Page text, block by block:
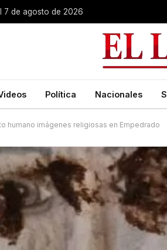
7 de agosto de 2026
Política Nacionales
humano imágenes religiosas en Empedrado